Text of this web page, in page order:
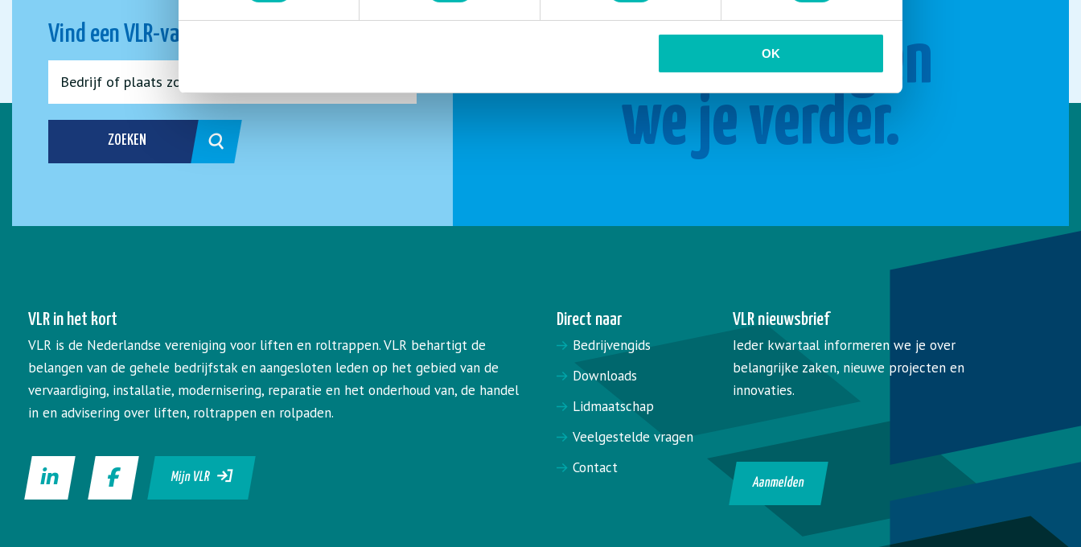
OK
Vind een VLR-vakbedrijf bij jou in de buurt
ZOEKEN
Samen brengen
we je verder.
VLR in het kort
VLR is de Nederlandse vereniging voor liften en roltrappen. VLR behartigt de
belangen van de gehele bedrijfstak en aangesloten leden op het gebied van de
vervaardiging, installatie, modernisering, reparatie en het onderhoud van, de handel
in en advisering over liften, roltrappen en rolpaden.
Mijn VLR
Direct naar
Bedrijvengids
Downloads
Lidmaatschap
Veelgestelde vragen
Contact
VLR nieuwsbrief
Ieder kwartaal informeren we je over
belangrijke zaken, nieuwe projecten en
innovaties.
Aanmelden